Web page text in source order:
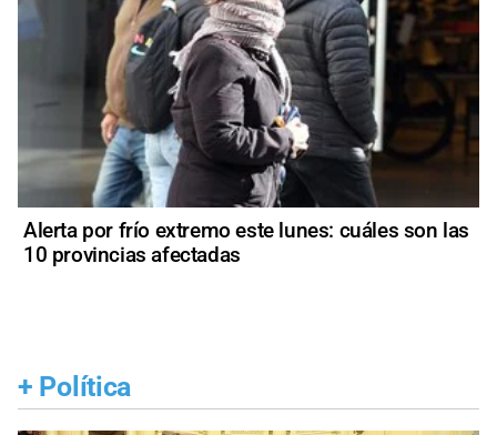
Alerta por frío extremo este lunes: cuáles son las
10 provincias afectadas
+ Política